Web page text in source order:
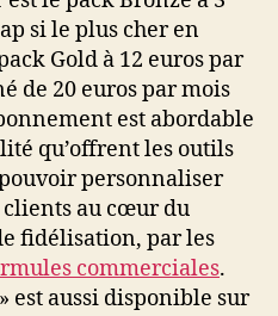
si le plus cher en
Gold à 12 euros par
de 20 euros par mois
est abordable
qu’offrent les outils
personnaliser
clients au cœur du
fidélisation, par les
commerciales.
est aussi disponible sur